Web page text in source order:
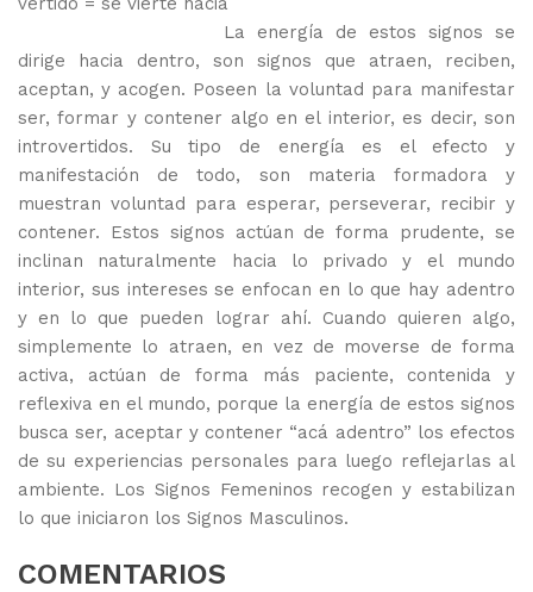
La energía de estos signos se
dirige hacia dentro, son signos que atraen, reciben,
aceptan, y acogen. Poseen la voluntad para manifestar
ser, formar y contener algo en el interior, es decir, son
introvertidos. Su tipo de energía es el efecto y
manifestación de todo, son materia formadora y
muestran voluntad para esperar, perseverar, recibir y
contener. Estos signos actúan de forma prudente, se
inclinan naturalmente hacia lo privado y el mundo
interior, sus intereses se enfocan en lo que hay adentro
y en lo que pueden lograr ahí. Cuando quieren algo,
simplemente lo atraen, en vez de moverse de forma
activa, actúan de forma más paciente, contenida y
reflexiva en el mundo, porque la energía de estos signos
busca ser, aceptar y contener “acá adentro” los efectos
de su experiencias personales para luego reflejarlas al
ambiente. Los Signos Femeninos recogen y estabilizan
lo que iniciaron los Signos Masculinos.
COMENTARIOS